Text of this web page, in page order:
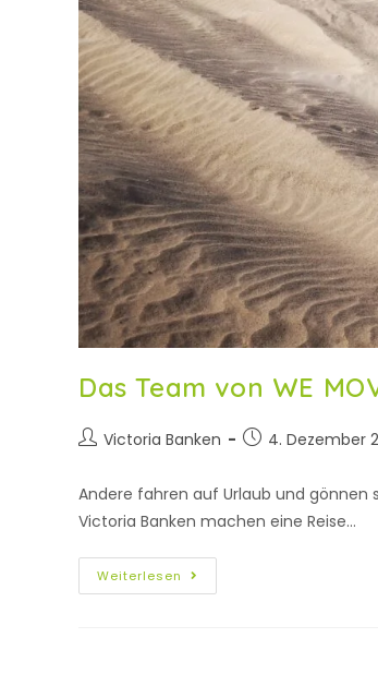
Das Team von WE
Victoria Banken 4. Dezember
Andere fahren auf Urlaub und gönnen
Victoria Banken machen eine Reise…
Weiterlesen